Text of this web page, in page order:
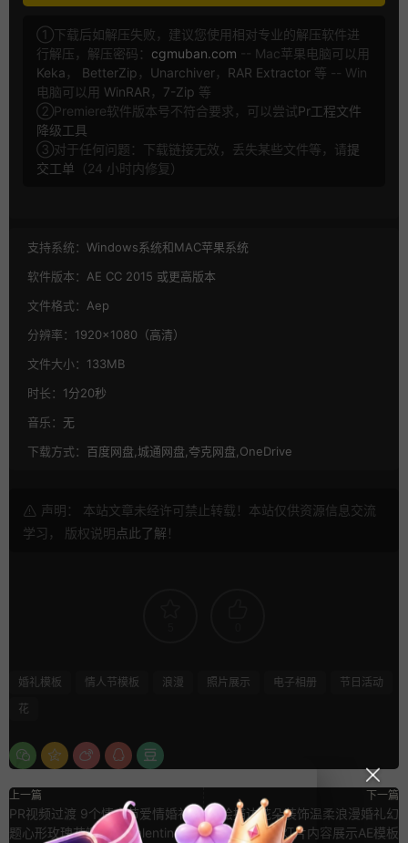
①下载后如解压失败，建议您使用相对专业的解压软件进
行解压，解压密码： cgmuban.com -- Mac苹果电脑可以用
Keka ， BetterZip ， Unarchiver， RAR Extractor 等 -- Win
电脑可以用 WinRAR ， 7-Zip 等
②Premiere软件版本号不符合要求，可以尝试Pr工程文件
降级工具
③对于任何问题：下载链接无效，丢失某些文件等，请提
交工单 （24 小时内修复）
支持系统： Windows系统和MAC苹果系统
软件版本： AE CC 2015 或更高版本
文件格式： Aep
分辨率： 1920×1080（高清）
文件大小： 133MB
时长： 1分20秒
音乐： 无
下载方式： 百度网盘,城通网盘,夸克网盘,OneDrive
声明： 本站文章未经许可禁止转载！本站仅供资源信息交流
学习， 版权说明点此了解 ！
婚礼模板 情人节模板 浪漫 照片展示 电子相册
节日活动
花
上一篇
PR视频过渡 9个情人节爱情婚礼主
题心形玫瑰花瓣转场 Valentine
下一篇
手绘描边花朵装饰温柔浪漫婚礼幻
灯片内容展示AE模板